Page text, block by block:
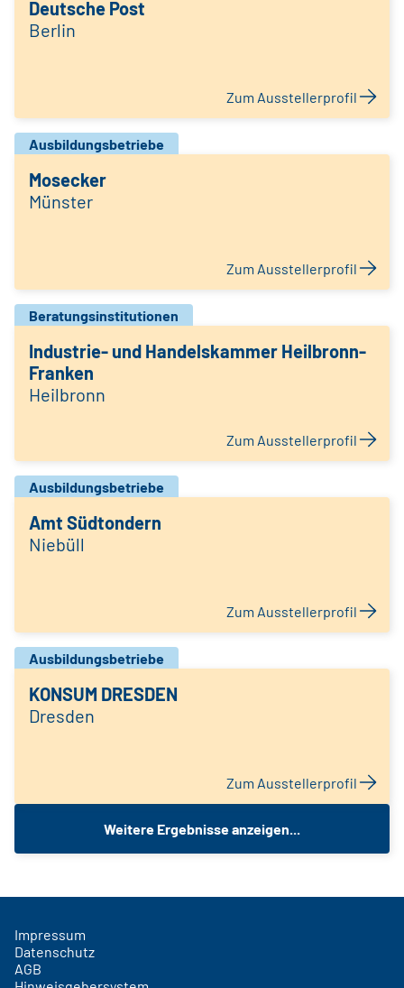
Deutsche Post
Berlin
Zum Ausstellerprofil
Ausbildungsbetriebe
Mosecker
Münster
Zum Ausstellerprofil
Beratungsinstitutionen
Industrie- und Handelskammer Heilbronn-
Franken
Heilbronn
Zum Ausstellerprofil
Ausbildungsbetriebe
Amt Südtondern
Niebüll
Zum Ausstellerprofil
Ausbildungsbetriebe
KONSUM DRESDEN
Dresden
Zum Ausstellerprofil
Weitere Ergebnisse anzeigen...
Impressum
Datenschutz
AGB